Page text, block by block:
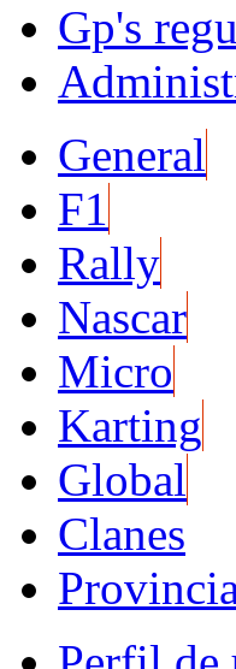
Gp's
General
F1
Rally
Nascar
Micro
Karting
Global
Clanes